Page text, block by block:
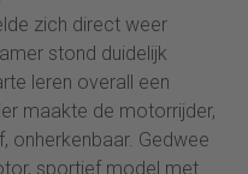
zich direct weer
stond duidelijk
leren overall een
maakte de motorrijder,
onherkenbaar. Gedwee
sportief model met